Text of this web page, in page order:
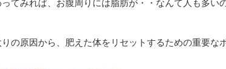
てみれば、お腹周りには脂肪が・・なんて人も多い
の原因から、肥えた体をリセットするための重要な